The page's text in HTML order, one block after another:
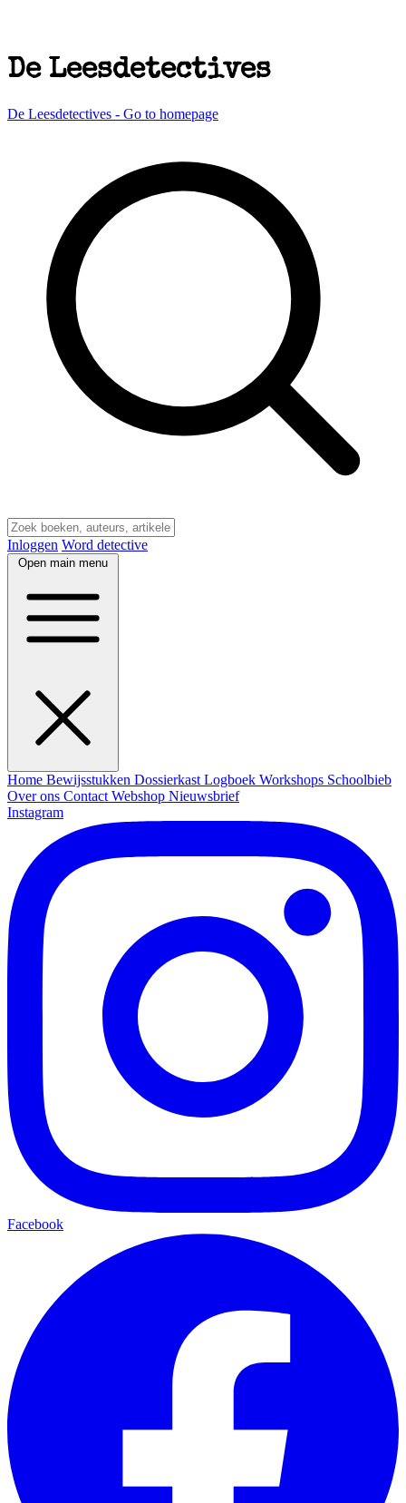
De Leesdetectives
De Leesdetectives - Go to homepage
Inloggen Word detective
Open main menu
Home Bewijsstukken Dossierkast Logboek Workshops Schoolbieb
Over ons Contact Webshop Nieuwsbrief
Instagram
Facebook